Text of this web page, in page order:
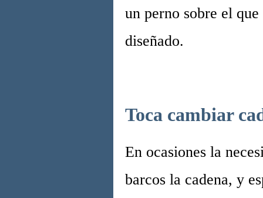
un perno sobre el
diseñado.
Toca cambiar
En ocasiones la
barcos la cadena, y